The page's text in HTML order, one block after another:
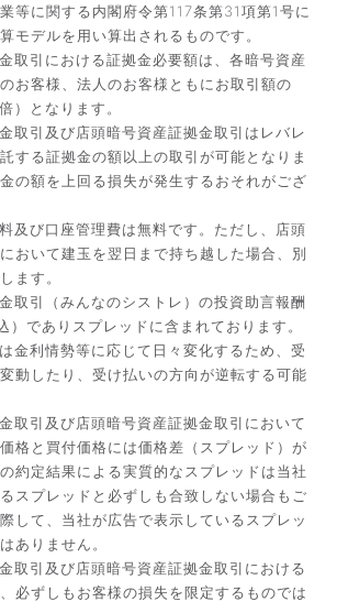
等に関する内閣府令第117条第31項第1号に
モデルを用い算出されるものです。
取引における証拠金必要額は、各暗号資産
お客様、法人のお客様ともにお取引額の
）となります。
取引及び店頭暗号資産証拠金取引はレバレ
する証拠金の額以上の取引が可能となりま
の額を上回る損失が発生するおそれがござ
及び口座管理費は無料です。ただし、店頭
おいて建玉を翌日まで持ち越した場合、別
ます。
取引（みんなのシストレ）の投資助言報酬
でありスプレッドに含まれております。
金利情勢等に応じて日々変化するため、受
動したり、受け払いの方向が逆転する可能
取引及び店頭暗号資産証拠金取引において
格と買付価格には価格差（スプレッド）が
約定結果による実質的なスプレッドは当社
スプレッドと必ずしも合致しない場合もご
して、当社が広告で表示しているスプレッ
ありません。
取引及び店頭暗号資産証拠金取引における
必ずしもお客様の損失を限定するものでは